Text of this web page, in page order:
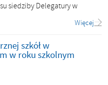
siedziby Delegatury w
Więcej
szkół w
w roku szkolnym